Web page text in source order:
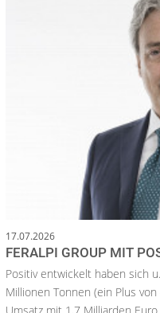
17.07.2026
FERALPI GROUP MIT
Positiv entwickelt haben sich
Millionen Tonnen (ein Plus